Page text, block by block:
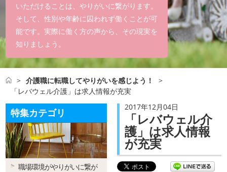
いただけることは、やりがいに繋がります。
そして、性別や年齢に囚われず働くことが可
能です。実際に働く方の声から、その現実を
知りましょう。
> 介護職に転職してやりがいを感じよう！
>
「レバウェル介護」は求人情報が充実
2017年12月04日
「レバウェル介
護」は求人情報
が充実
特集カテゴリ
職場環境がやりがいに繋が